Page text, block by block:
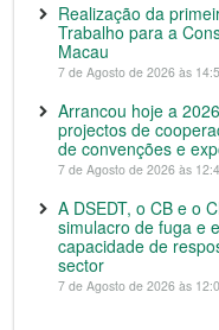
Realização da
Trabalho para a
Macau
7 de Agosto de 2026 às
Arrancou hoje a
projectos de
de convenções e
7 de Agosto de 2026 às
A DSEDT, o CB e o
simulacro de fuga e
capacidade de
sector
7 de Agosto de 2026 às